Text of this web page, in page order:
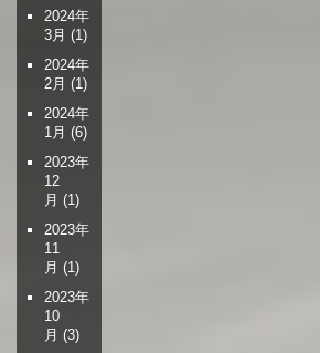
2024年
3月 (1)
2024年
2月 (1)
2024年
1月 (6)
2023年
12
月 (1)
2023年
11
月 (1)
2023年
10
月 (3)